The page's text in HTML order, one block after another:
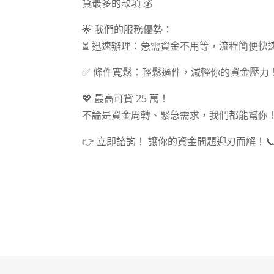
貸最多的款項 💰
🌟 我們的服務優勢：
⏳ 迅速辦理：急需資金不用等，流程簡便快
✅ 條件寬鬆：輕鬆過件，減輕你的資金壓力！
💖 最高可貸 25 萬！
不論是資金周轉、緊急需求，我們都能幫你！
👉 立即諮詢！ 讓你的資金問題迎刃而解！📞